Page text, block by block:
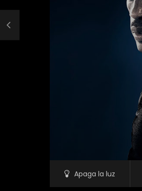
Apaga la luz